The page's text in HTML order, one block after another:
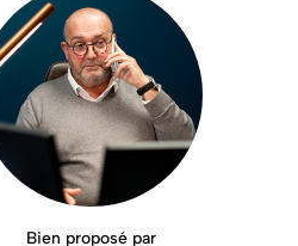
Bien proposé par